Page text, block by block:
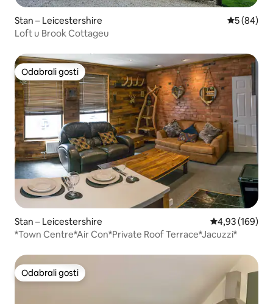
Stan – Leicestershire Prosječna
5 (84)
Loft u Brook Cottageu
Odabrali gosti
Odabrali gosti
Stan – Leicestershire Prosječna
4,93 (169)
*Town Centre*Air Con*Private Roof Terrace*Jacuzzi*
Odabrali gosti
Odabrali gosti